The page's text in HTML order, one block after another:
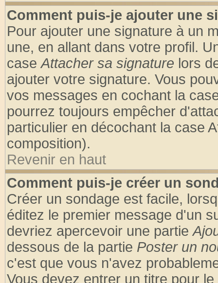
Comment puis-je ajouter une
Pour ajouter une signature à un
une, en allant dans votre profil.
caseAttacher sa signature lors
ajouter votre signature. Vous
vos messages en cochant la
pourrez toujours empêcher
particulier en décochant la case
composition).
Revenir en haut
Comment puis-je créer un
Créer un sondage est facile,
éditez le premier message d'un
devriez apercevoir une partie
dessous de la partie Poster un
c'est que vous n'avez
Vous devez entrer un titre pour